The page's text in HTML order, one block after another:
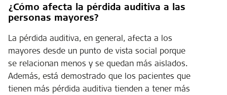
¿Cómo afecta la pérdida auditiva a las
personas mayores?
La pérdida auditiva, en general, afecta a los
mayores desde un punto de vista social porque
se relacionan menos y se quedan más aislados.
Además, está demostrado que los pacientes que
tienen más pérdida auditiva tienden a tener más